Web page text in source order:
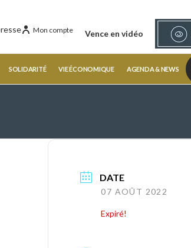
Vence en vidéo
Mon compte
SOLIDARITÉ VIE ÉCONOMIQUE AGENDA & NEWS
DATE
07 AOÛT 2022
Expiré!